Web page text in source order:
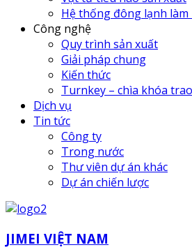
Hệ thống đông lạnh làm
Công nghệ
Quy trình sản xuất
Giải pháp chung
Kiến thức
Turnkey – chìa khóa
Dịch vụ
Tin tức
Công ty
Trong nước
Thư viên dự án khác
Dự án chiến lược
JIMEI VIỆT NAM